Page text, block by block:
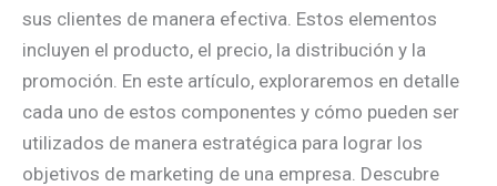
sus clientes de manera efectiva. Estos elementos
incluyen el producto, el precio, la distribución y la
promoción. En este artículo, exploraremos en detalle
cada uno de estos componentes y cómo pueden ser
utilizados de manera estratégica para lograr los
objetivos de marketing de una empresa. Descubre